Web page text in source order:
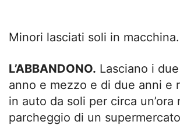
Minori lasciati soli in macchina.
L’ABBANDONO. Lasciano i
anno e mezzo e di due anni e
in auto da soli per circa un’ora
parcheggio di un